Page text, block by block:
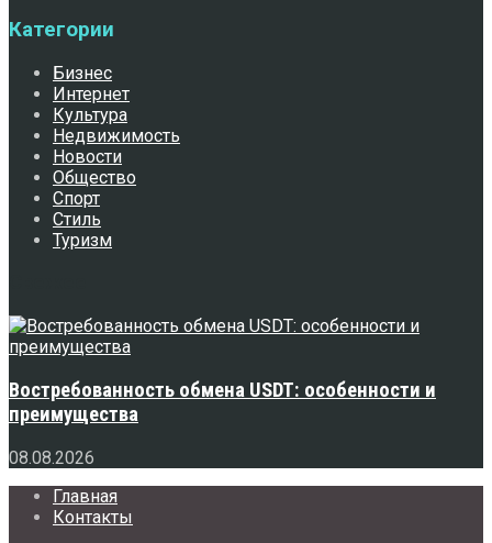
Категории
Бизнес
Интернет
Культура
Недвижимость
Новости
Общество
Спорт
Стиль
Туризм
Востребованность обмена USDT: особенности и
преимущества
08.08.2026
Главная
Контакты